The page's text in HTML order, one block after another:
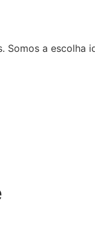
Somos a escolha